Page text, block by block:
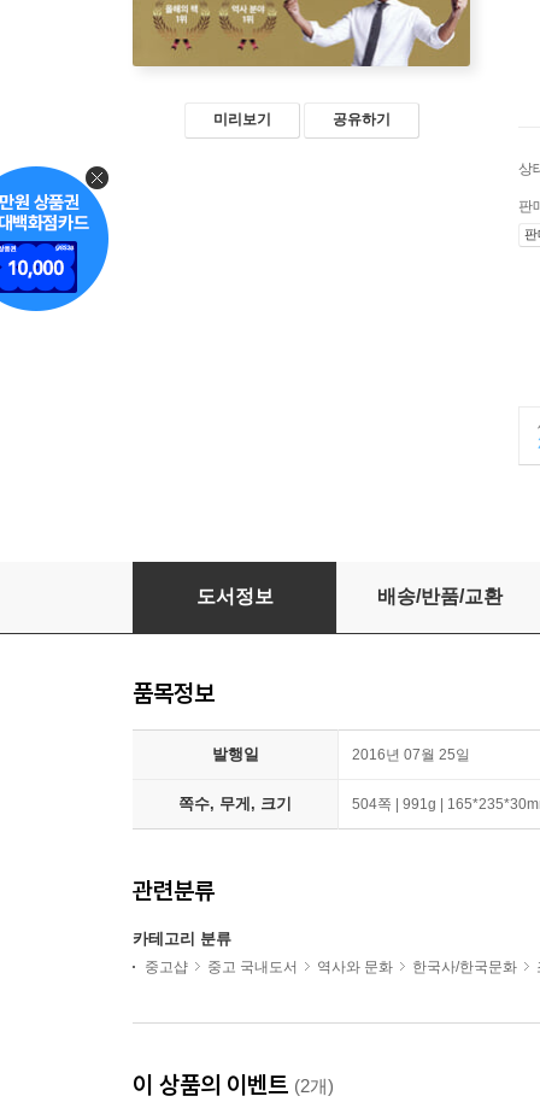
미리보기 공유하기
상
판
판
설민석의 조선왕조실록
도서정보 배송/반품/교환
품목정보
발행일 2016년 07월 25일
쪽수, 무게, 크기 504쪽 | 991g |
관련분류
카테고리 분류
중고샵 중고 국내도서 역사와 문화 한국사/한국문화
이 상품의 이벤트 (2개)